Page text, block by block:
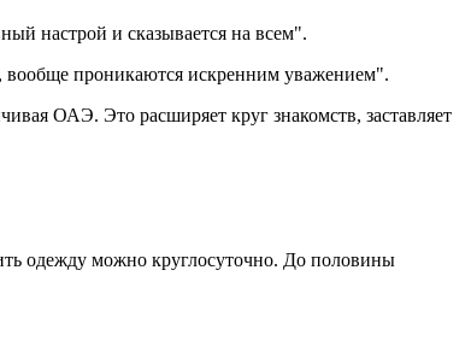
настрой и сказывается на всем".
вообще проникаются искренним уважением".
ОАЭ. Это расширяет круг знакомств, заставляет
одежду можно круглосуточно. До половины